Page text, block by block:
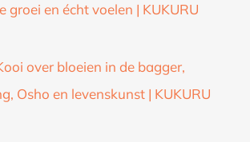
groei en écht voelen | KUKURU
over bloeien in de bagger,
Osho en levenskunst | KUKURU